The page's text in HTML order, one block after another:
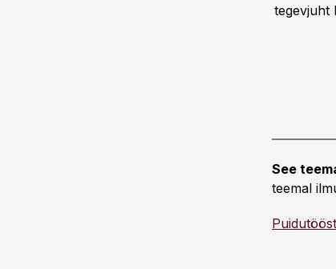
tegevjuht
See
teemal